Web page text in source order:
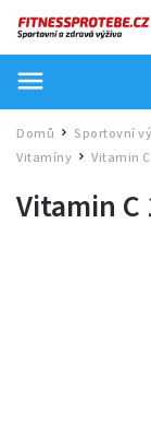
Domů / Sportovní
Vitamíny / Vitamin C
Vitamin C